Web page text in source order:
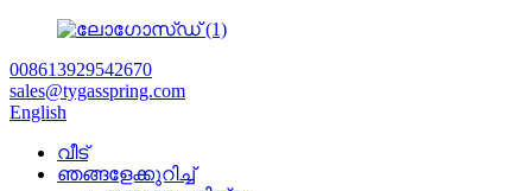
008613929542670
sales@tygasspring.com
English
വീട്
ഞങ്ങളേക്കുറിച്ച്